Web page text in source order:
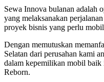
Sewa Innova bulanan adalah
yang melaksanakan
proyek bisnis yang perlu
Dengan memutuskan
Selatan dari perusahan kami
dalam kepemilikan mobil
Reborn.